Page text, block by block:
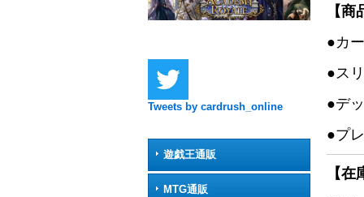
Tweets by cardrush_online
遊戯王通販
MTG通販
【
●カ
●ス
●デ
●プ
【